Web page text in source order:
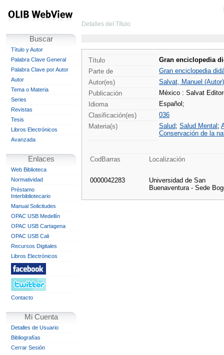
Buscar
Título y Autor
Palabra Clave General
Palabra Clave por Autor
Autor
Tema o Materia
Series
Revistas
Tesis
Libros Electrónicos
Avanzada
Enlaces
Web Biblioteca
Normatividad
Préstamo
Interbibliotecario
Manual Solicitudes
OPAC USB Medellín
OPAC USB Cartagena
OPAC USB Cali
Recursos Digitales
Libros Electrónicos
Contacto
Mi Cuenta
Detalles de Usuario
Bibliografías
Cerrar Sesión
Detalles del Título
Título
Gran enciclopedia
Parte de
Gran enciclopedia
Autor(es)
Salvat, Manuel (Autor)
Publicación
México : Salvat
Idioma
Español;
Clasificación(es)
036
Materia(s)
Salud; Salud Mental ;
Conservación de la
CodBarras Localización
0000042283
Universidad de San
Buenaventura - Sede